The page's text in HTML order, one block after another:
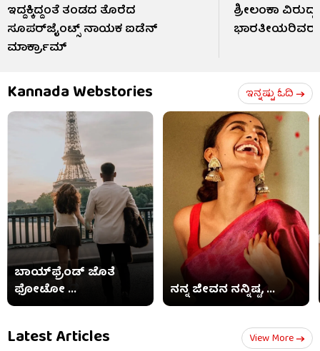
ಇದ್ದಕ್ಕಿದ್ದಂತೆ ತಂಡದ ತೊರೆದ
ಸೂಪರ್‌ಜೈಂಟ್ಸ್ ನಾಯಕ ಐಡೆನ್
ಮಾರ್ಕ್ರಾಮ್
ಶ್ರೀಲಂಕಾ
ಭಾರತೀಯರಿವರು
Kannada Webstories ಇನ್ನಷ್ಟು ಓದಿ
ಬಾಯ್​​ಫ್ರೆಂಡ್ ಜೊತೆ
ಫೋಟೋ ...
ನನ್ನ ಜೀವನ ನನ್ನಿಷ್ಟ, ...
Latest Articles View More